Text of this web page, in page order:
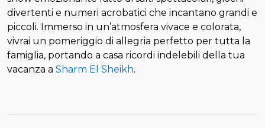
divertenti e numeri acrobatici che incantano grandi e
piccoli. Immerso in un’atmosfera vivace e colorata,
vivrai un pomeriggio di allegria perfetto per tutta la
famiglia, portando a casa ricordi indelebili della tua
vacanza a Sharm El Sheikh.